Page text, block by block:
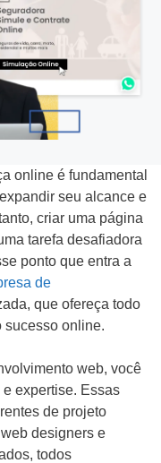
online é fundamental
seu alcance e
criar uma página
tarefa desafiadora
ponto que entra a
de
que ofereça todo
sucesso online.
web, você
expertise. Essas
de projeto
designers e
todos